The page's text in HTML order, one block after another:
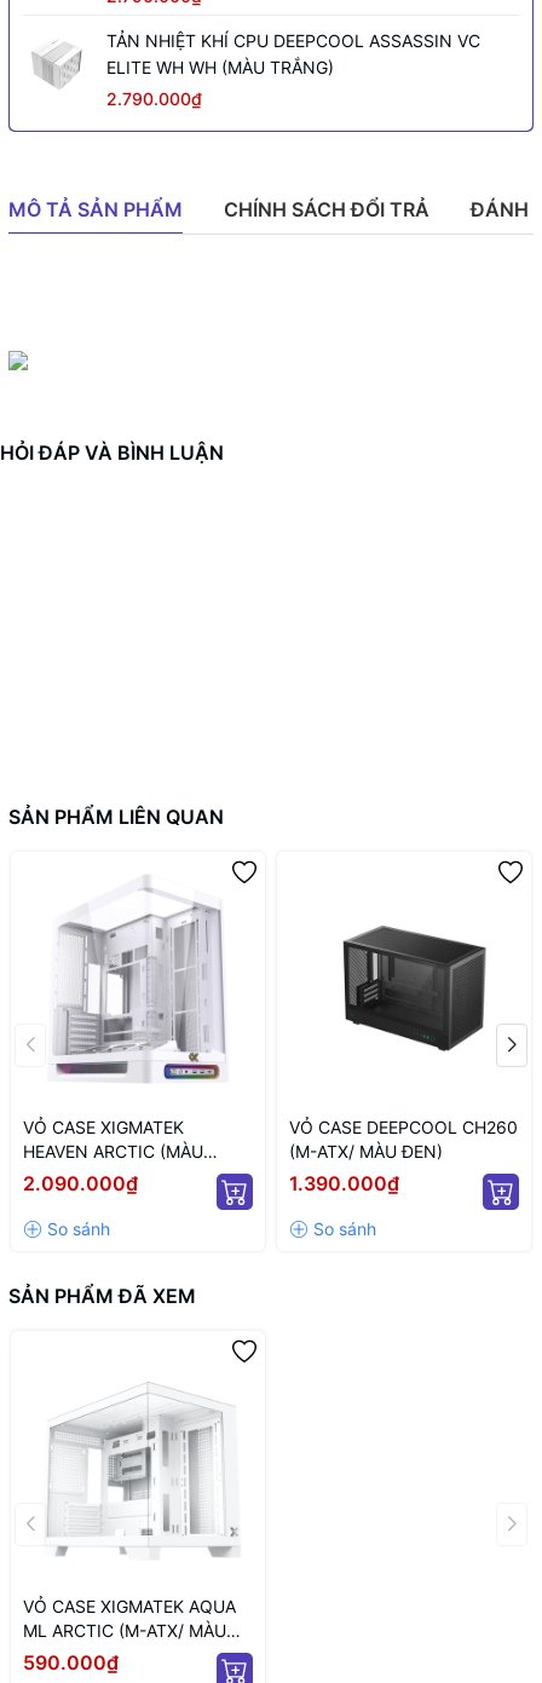
TẢN NHIỆT KHÍ CPU DEEPCOOL ASSASSIN VC
ELITE WH WH (MÀU TRẮNG)
2.790.000₫
MÔ TẢ SẢN PHẨM CHÍNH SÁCH ĐỔI TRẢ ĐÁNH
HỎI ĐÁP VÀ BÌNH LUẬN
SẢN PHẨM LIÊN QUAN
VỎ CASE XIGMATEK
HEAVEN ARCTIC (MÀU
TRẮNG/ ATX)
2.090.000₫
VỎ CASE DEEPCOOL CH260
(M-ATX/ MÀU ĐEN)
1.390.000₫
SẢN PHẨM ĐÃ XEM
VỎ CASE XIGMATEK AQUA
ML ARCTIC (M-ATX/ MÀU
TRẮNG)
590.000₫